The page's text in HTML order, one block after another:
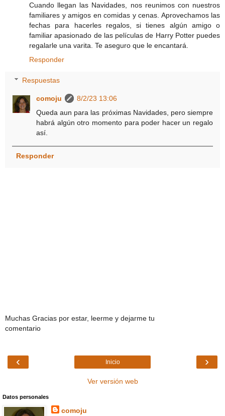
Cuando llegan las Navidades, nos reunimos con nuestros
familiares y amigos en comidas y cenas. Aprovechamos las
fechas para hacerles regalos, si tienes algún amigo o
familiar apasionado de las películas de Harry Potter puedes
regalarle una varita. Te aseguro que le encantará.
Responder
Respuestas
comoju
8/2/23 13:06
Queda aun para las próximas Navidades, pero siempre
habrá algún otro momento para poder hacer un regalo
así.
Responder
Muchas Gracias por estar, leerme y dejarme tu
comentario
‹ ›
Inicio
Ver versión web
Datos personales
comoju